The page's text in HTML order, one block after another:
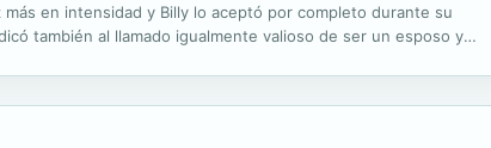
en intensidad y Billy lo aceptó por completo durante su
también al llamado igualmente valioso de ser un esposo y